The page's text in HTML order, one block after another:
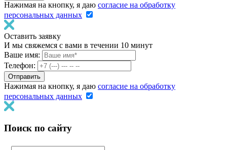
Нажимая на кнопку, я даю согласие на обработку
персональных данных
Оставить заявку
И мы свяжемся с вами в течении 10 минут
Ваше имя:
Телефон:
Нажимая на кнопку, я даю согласие на обработку
персональных данных
Поиск по сайту